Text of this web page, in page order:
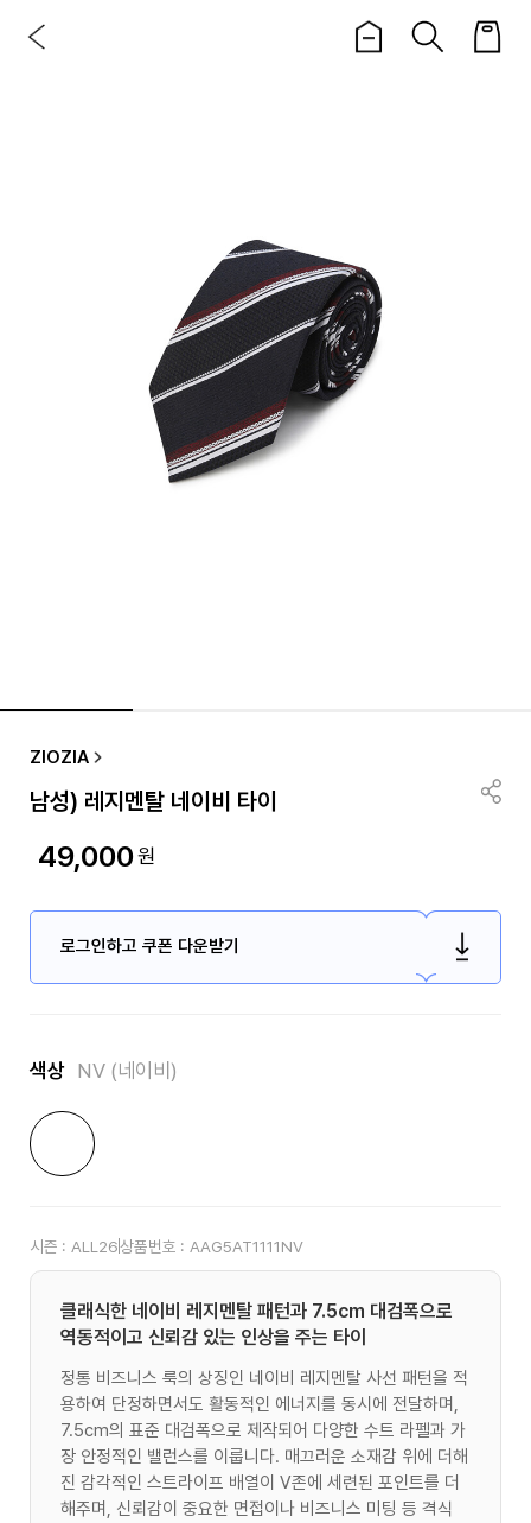
ZIOZIA
남성) 레지멘탈 네이비 타이
49,000원
로그인하고 쿠폰 다운받기
색상 NV (네이비)
시즌 : ALL26상품번호 : AAG5AT1111NV
클래식한 네이비 레지멘탈 패턴과 7.5cm 대검폭으로
역동적이고 신뢰감 있는 인상을 주는 타이
정통 비즈니스 룩의 상징인 네이비 레지멘탈 사선 패턴을 적
용하여 단정하면서도 활동적인 에너지를 동시에 전달하며,
7.5cm의 표준 대검폭으로 제작되어 다양한 수트 라펠과 가
장 안정적인 밸런스를 이룹니다. 매끄러운 소재감 위에 더해
진 감각적인 스트라이프 배열이 V존에 세련된 포인트를 더
해주며, 신뢰감이 중요한 면접이나 비즈니스 미팅 등 격식